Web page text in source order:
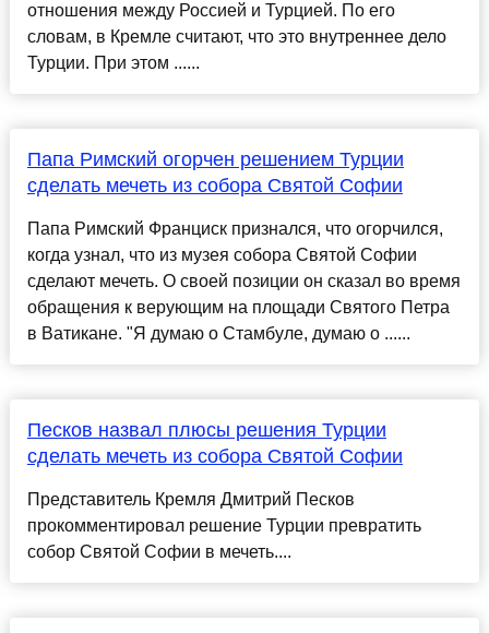
отношения между Россией и Турцией. По его
словам, в Кремле считают, что это внутреннее дело
Турции. При этом ......
Папа Римский огорчен решением Турции
сделать мечеть из собора Святой Софии
Папа Римский Франциск признался, что огорчился,
когда узнал, что из музея собора Святой Софии
сделают мечеть. О своей позиции он сказал во время
обращения к верующим на площади Святого Петра
в Ватикане. "Я думаю о Стамбуле, думаю о ......
Песков назвал плюсы решения Турции
сделать мечеть из собора Святой Софии
Представитель Кремля Дмитрий Песков
прокомментировал решение Турции превратить
собор Святой Софии в мечеть....